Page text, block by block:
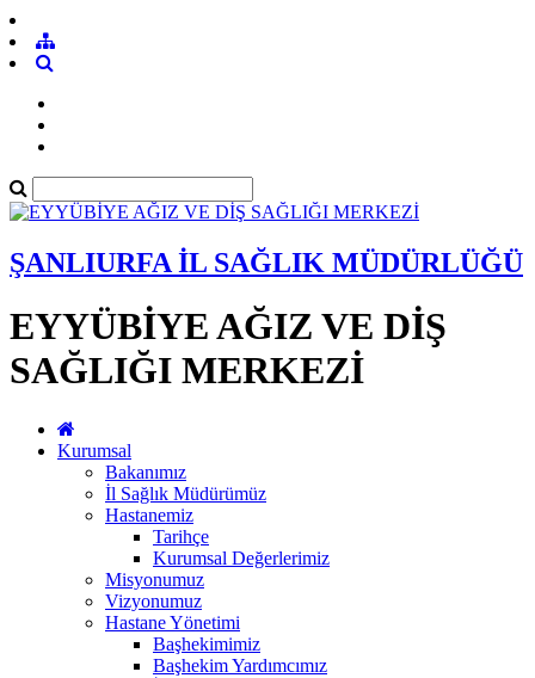
ŞANLIURFA İL SAĞLIK MÜDÜRLÜĞÜ
EYYÜBİYE AĞIZ VE DİŞ
SAĞLIĞI MERKEZİ
Kurumsal
Bakanımız
İl Sağlık Müdürümüz
Hastanemiz
Tarihçe
Kurumsal Değerlerimiz
Misyonumuz
Vizyonumuz
Hastane Yönetimi
Başhekimimiz
Başhekim Yardımcımız